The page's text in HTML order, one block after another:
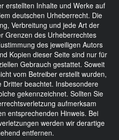
erstellten Inhalte und Werke auf
deutschen Urheberrecht. Die
Verbreitung und jede Art der
Grenzen des Urheberrechtes
des jeweiligen Autors
Kopien dieser Seite sind nur für
Gebrauch gestattet. Soweit
vom Betreiber erstellt wurden,
beachtet. Insbesondere
gekennzeichnet. Sollten Sie
aufmerksam
entsprechenden Hinweis. Bei
werden wir derartige
entfernen.